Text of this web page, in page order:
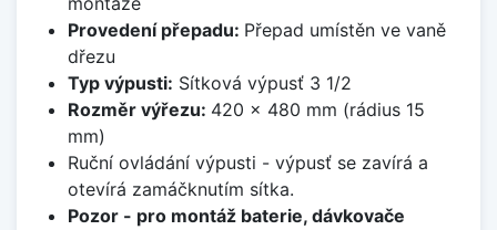
Provedení přepadu: Přepad umístěn ve vaně
dřezu
Typ výpusti: Sítková výpusť 3 1/2
Rozměr výřezu: 420 x 480 mm (rádius 15
mm)
Ruční ovládání výpusti - výpusť se zavírá a
otevírá zamáčknutím sítka.
Pozor - pro montáž baterie, dávkovače